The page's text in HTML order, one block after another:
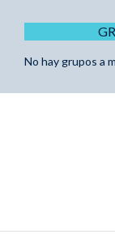
No hay grupos a